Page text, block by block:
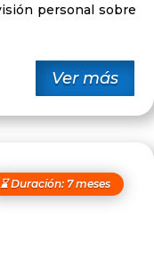
personal sobre
Ver más
⌛ Duración: 7 meses